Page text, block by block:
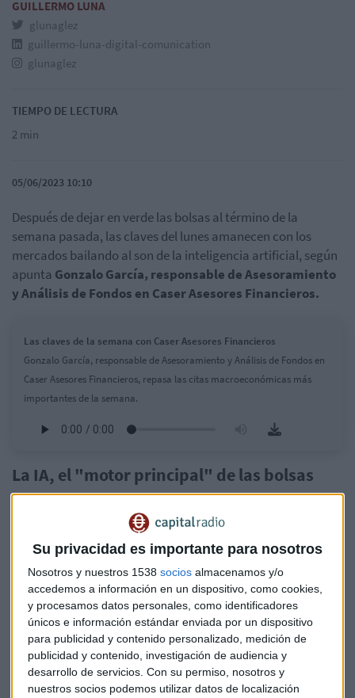
Su privacidad es importante para nosotros
Nosotros y nuestros 1538 socios almacenamos y/o
accedemos a información en un dispositivo, como cookies,
y procesamos datos personales, como identificadores
únicos e información estándar enviada por un dispositivo
para publicidad y contenido personalizado, medición de
publicidad y contenido, investigación de audiencia y
desarrollo de servicios. Con su permiso, nosotros y
nuestros socios podemos utilizar datos de localización
GUILLERMO LUNA
glunaglez
guillermo-luna-digital-comunication
glunaglez
TIEMPO DE LECTURA
2 min
05/06/2023 10:10
Después de dejar en verde las bolsas al término de la
semana pasada, las claves del lunes amanecen con los
mercados bailando al son de la inteligencia artificial, según
apunta Gonzalo García, responsable de Asesoramiento
y Análisis de Fondos en Caser Asesores Financieros.
Las claves de la semana con Caser Asesores Financieros
Gonzalo García, responsable de Asesoramiento y Análisis de Fondos en
Caser Asesores Financieros, repasa las citas macroeconómicas más
importantes de la semana.
La IA, el "motor principal" de las bolsas
Gonzalo García considera que la publicación de los datos de
animan al mercado. "Aunque todavía nos
encontramos en niveles muy elevados", reconoce. Mientras
las cifras sigan tan altas, elBCE, añade, seguirá en alerta
porque"los deberes no están hechos".
En el lado americano, el acuerdo deltecho de deuda
datos de empleoreflejan una economía estadounidense
"sólida". Aun así, en Cases Asesores Financieros dudan,
según expone Gonzalo García, de que la Fed vaya a bajar los
tipos de interés en su próxima reunión.